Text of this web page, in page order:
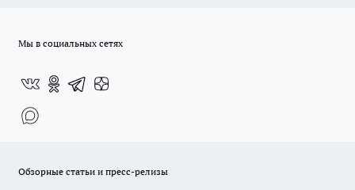
Мы в социальных сетях
Обзорные статьи и пресс-релизы